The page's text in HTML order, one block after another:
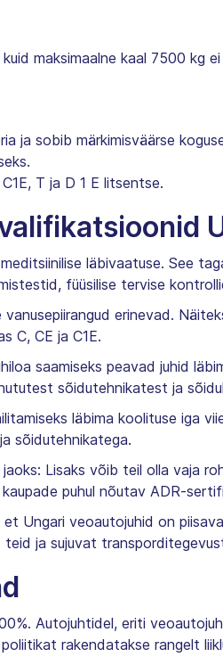
maksimaalne kaal 7500 kg
ja sobib märkimisväärse
T ja D 1 E litsentse.
läbivaatuse. See
füüsilise tervise
erinevad.
C, CE ja C1E.
saamiseks peavad juhid
sõidutehnikatest ja
läbima koolituse iga
sõidutehnikatega.
Lisaks võib teil olla vaja
puhul nõutav ADR-
Ungari veoautojuhid on
teid ja sujuvat
Autojuhtidel, eriti
rakendatakse rangelt